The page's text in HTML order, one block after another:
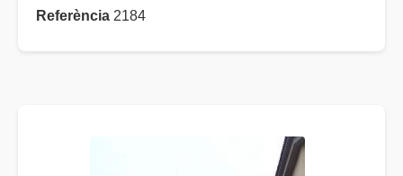
Referència 2184